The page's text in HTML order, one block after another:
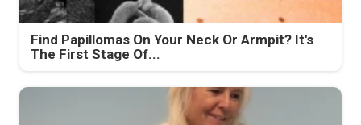
Find Papillomas On Your Neck Or Armpit? It's
The First Stage Of...